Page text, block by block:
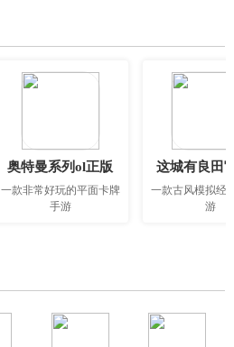
奥特曼系列ol正版
一款非常好玩的平面卡牌
手游
这城有良田
一款古风模拟经
游